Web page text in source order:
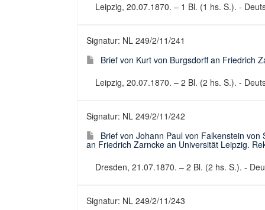
Leipzig, 20.07.1870. – 1 Bl. (1 hs. S.). -
Signatur: NL 249/2/11/241
Brief von Kurt von Burgsdorff an Friedrich
Leipzig, 20.07.1870. – 2 Bl. (2 hs. S.). -
Signatur: NL 249/2/11/242
Brief von Johann Paul von Falkenstein
an Friedrich Zarncke an Universität Leipzig.
Dresden, 21.07.1870. – 2 Bl. (2 hs. S.). -
Signatur: NL 249/2/11/243